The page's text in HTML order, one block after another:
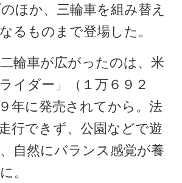
ほか、三輪車を組み替え
るものまで登場した。
輪車が広がったのは、米
イダー」（１万６９２
年に発売されてから。法
行できず、公園などで遊
自然にバランス感覚が養
。